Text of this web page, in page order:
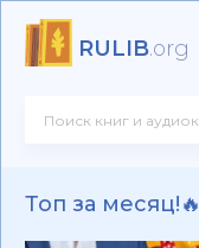
RULIB.org
Топ за месяц!🔥